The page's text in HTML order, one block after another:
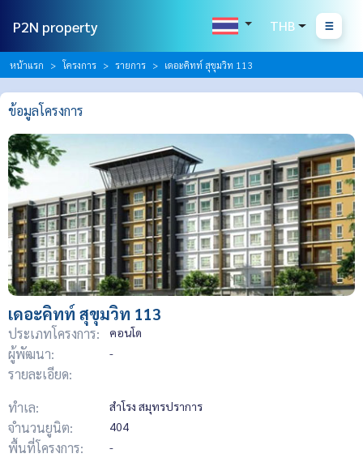
P2N property THB
หน้าแรก โครงการ รายการ เดอะคิทท์ สุขุมวิท 113
ข้อมูลโครงการ
เดอะคิทท์ สุขุมวิท 113
ประเภทโครงการ: คอนโด
ผู้พัฒนา: -
รายละเอียด:
ทำเล:
สำโรง สมุทรปราการ
จำนวนยูนิต: 404
พื้นที่โครงการ: -